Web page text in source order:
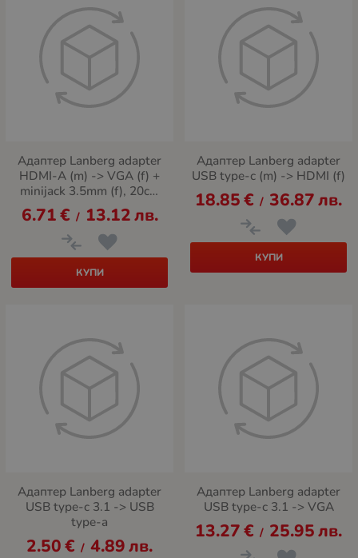
Адаптер Lanberg adapter
HDMI-A (m) -> VGA (f) +
minijack 3.5mm (f), 20cm
cable
6.71€ / 13.12лв.
КУПИ
Адаптер Lanberg adapter
USB type-c (m) -> HDMI (f)
18.85€ / 36.87лв.
КУПИ
Адаптер Lanberg adapter
USB type-c 3.1 -> USB
type-a
2.50€ / 4.89лв.
Адаптер Lanberg adapter
USB type-c 3.1 -> VGA
13.27€ / 25.95лв.